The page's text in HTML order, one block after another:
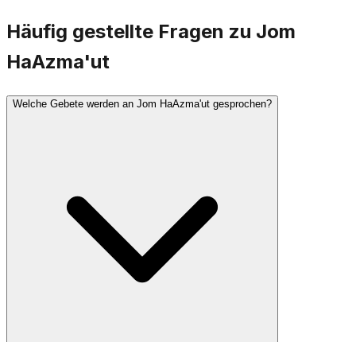
Häufig gestellte Fragen zu Jom
HaAzma'ut
Welche Gebete werden an Jom HaAzma'ut gesprochen?